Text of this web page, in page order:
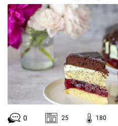
0 25 180